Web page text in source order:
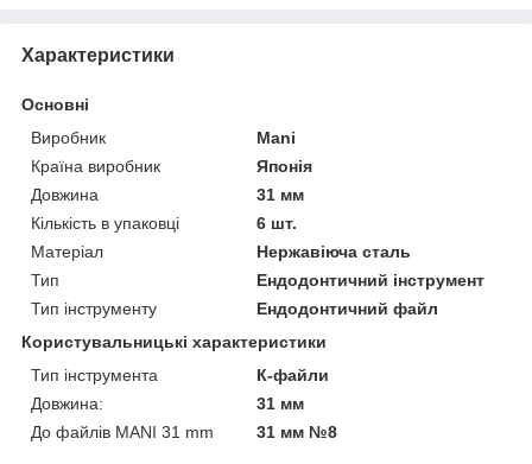
Характеристики
Основні
Виробник
Mani
Країна виробник
Японія
Довжина
31 мм
Кількість в упаковці
6 шт.
Матеріал
Нержавіюча сталь
Тип
Ендодонтичний інструмент
Тип інструменту
Ендодонтичний файл
Користувальницькі характеристики
Тип інструмента
К-файли
Довжина:
31 мм
До файлів MANI 31 mm
31 мм №8